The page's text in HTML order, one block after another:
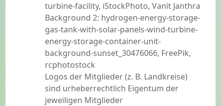
turbine-facility, iStockPhoto, Vanit Janthra
Background 2: hydrogen-energy-storage-
gas-tank-with-solar-panels-wind-turbine-
energy-storage-container-unit-
background-sunset_30476066, FreePik,
rcphotostock
Logos der Mitglieder (z. B. Landkreise)
sind urheberrechtlich Eigentum der
jeweiligen Mitglieder